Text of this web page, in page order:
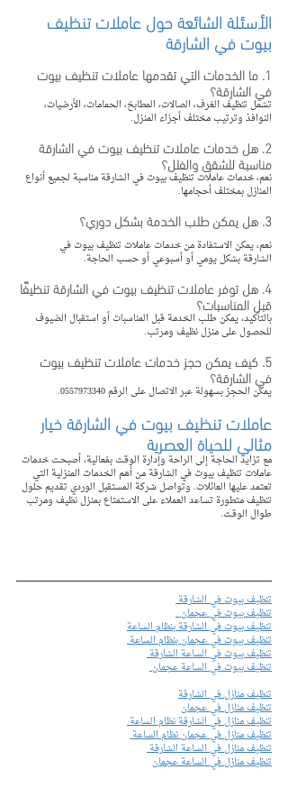
الأسئلة الشائعة حول عاملات تنظيف
بيوت في الشارقة
1. ما الخدمات التي تقدمها عاملات تنظيف بيوت
في الشارقة؟
تشمل تنظيف الغرف، الصالات، المطابخ، الحمامات، الأرضيات،
النوافذ وترتيب مختلف أجزاء المنزل.
2. هل خدمات عاملات تنظيف بيوت في الشارقة
مناسبة للشقق والفلل؟
نعم، خدمات عاملات تنظيف بيوت في الشارقة مناسبة لجميع أنواع
المنازل بمختلف أحجامها.
3. هل يمكن طلب الخدمة بشكل دوري؟
نعم، يمكن الاستفادة من خدمات عاملات تنظيف بيوت في
الشارقة بشكل يومي أو أسبوعي أو حسب الحاجة.
4. هل توفر عاملات تنظيف بيوت في الشارقة تنظيفًا
قبل المناسبات؟
بالتأكيد، يمكن طلب الخدمة قبل المناسبات أو استقبال الضيوف
للحصول على منزل نظيف ومرتب.
5. كيف يمكن حجز خدمات عاملات تنظيف بيوت
في الشارقة؟
يمكن الحجز بسهولة عبر الاتصال على الرقم 0557973340.
عاملات تنظيف بيوت في الشارقة خيار
مثالي للحياة العصرية
مع تزايد الحاجة إلى الراحة وإدارة الوقت بفعالية، أصبحت خدمات
عاملات تنظيف بيوت في الشارقة من أهم الخدمات المنزلية التي
تعتمد عليها العائلات. وتواصل شركة المستقبل الوردي تقديم حلول
تنظيف متطورة تساعد العملاء على الاستمتاع بمنزل نظيف ومرتب
طوال الوقت.
تنظيف بيوت في الشارقة
تنظيف بيوت في عجمان
تنظيف بيوت في الشارقة بنظام الساعة
تنظيف بيوت في عجمان بنظام الساعة
تنظيف بيوت في الساعة الشارقة
تنظيف بيوت في الساعة عجمان
تنظيف منازل في الشارقة
تنظيف منازل في عجمان
تنظيف منازل في الشارقة نظام الساعة
تنظيف منازل في عجمان نظام الساعة
تنظيف منازل في الساعة الشارقة
تنظيف منازل في الساعة عجمان